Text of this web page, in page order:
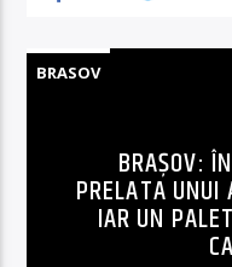
BRASOV
BRAȘOV:
PRELATA UNUI
IAR UN